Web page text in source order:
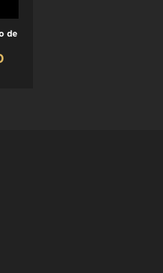
de